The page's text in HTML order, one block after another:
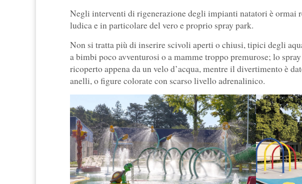
Negli interventi di rigenerazione degli impianti natatori è ormai
ludica e in particolare del vero e proprio spray park.
Non si tratta più di inserire scivoli aperti o chiusi, tipici degli
a bimbi poco avventurosi o a mamme troppo premurose; lo
ricoperto appena da un velo d’acqua, mentre il divertimento è
anelli, o figure colorate con scarso livello adrenalinico.